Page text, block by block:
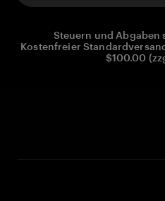
Steuern und Abgaben
Kostenfreier
$100.00